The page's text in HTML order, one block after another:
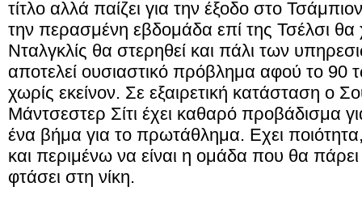
τίτλο αλλά παίζει για την έξοδο στο
την περασμένη εβδομάδα επί της Τσέλσι θα
Νταλγκλίς θα στερηθεί και πάλι των
αποτελεί ουσιαστικό πρόβλημα αφού το 90
χωρίς εκείνον. Σε εξαιρετική κατάσταση ο
Μάντσεστερ Σίτι έχει καθαρό προβάδισμα
ένα βήμα για το πρωτάθλημα. Εχει
και περιμένω να είναι η ομάδα που θα
φτάσει στη νίκη.